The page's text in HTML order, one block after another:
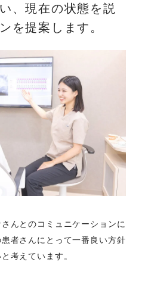
、現在の状態を説
を提案します。
んとのコミュニケーションに
者さんにとって一番良い方針
考えています。